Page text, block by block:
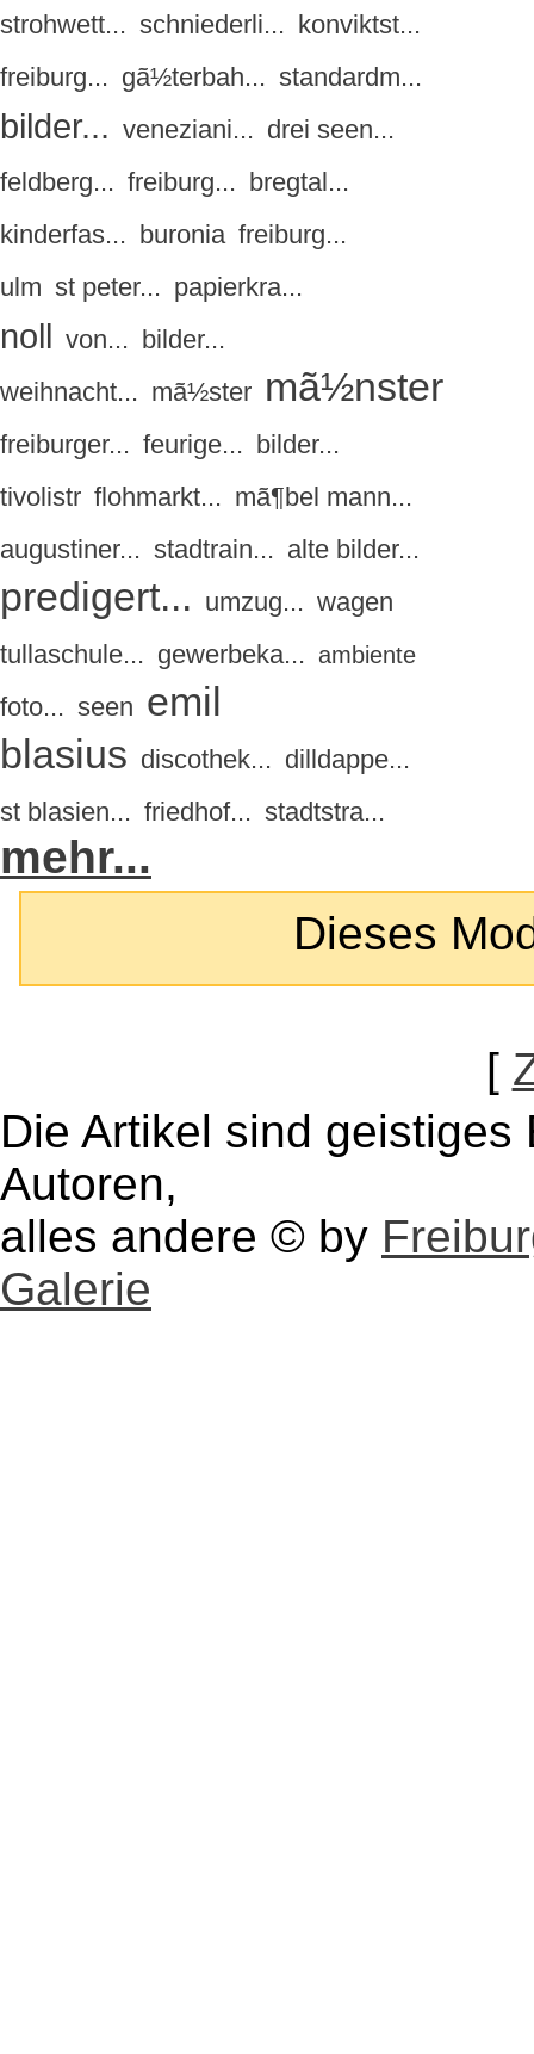
strohwett... schniederli... konviktst...
freiburg... gã½terbah... standardm...
bilder... veneziani... drei seen...
feldberg... freiburg... bregtal...
kinderfas... buronia freiburg...
ulm st peter... papierkra...
noll von... bilder...
weihnacht... mã½ster mã½nster
freiburger... feurige... bilder...
tivolistr flohmarkt... mã¶bel mann...
augustiner... stadtrain... alte bilder...
predigert... umzug... wagen
tullaschule... gewerbeka... ambiente
foto... seen emil
blasius discothek... dilldappe...
st blasien... friedhof... stadtstra...
mehr...
Dieses
[
Die Artikel sind
Autoren,
alles andere © by
Galerie